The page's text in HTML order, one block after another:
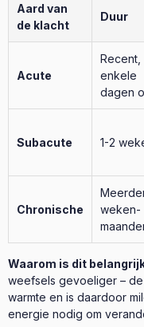
Aard van
de klacht
Duur
Acute
Recent,
enkele
dagen
Subacute 1-2
Chronische
weken-
Waarom is dit
weefsels gevoeliger –
warmte en is daardoor
energie nodig om